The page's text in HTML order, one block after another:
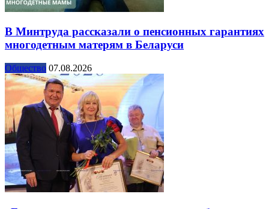
В Минтруда рассказали о пенсионных гарантиях
многодетным матерям в Беларуси
Общество 07.08.2026